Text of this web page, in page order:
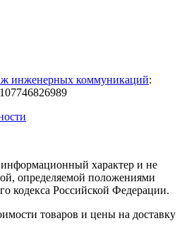
инженерных коммуникаций:
характер и не
определяемой положениями
кодекса Российской Федерации.
товаров и цены на доставку